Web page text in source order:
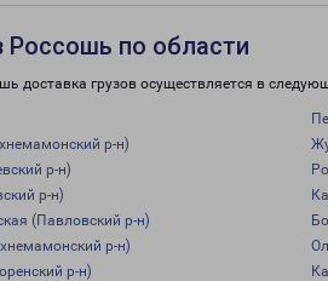
Россошь по области
доставка грузов осуществляется в
р-н)
р-н)
р-н)
(Павловский р-н)
р-н)
р-н)